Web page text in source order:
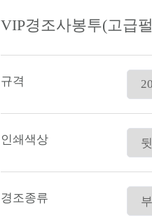
VIP경조사봉투(고급
규격
인쇄색상
경조종류